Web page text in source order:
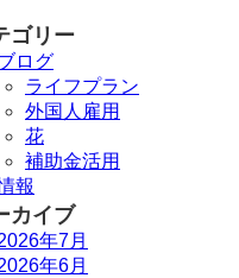
ゴリー
ログ
ライフプラン
外国人雇用
花
補助金活用
報
カイブ
年7月
年6月